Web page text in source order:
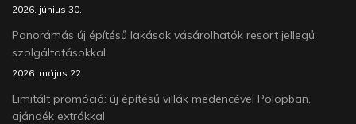
2026. június 30.
Panorámás új építésű lakások vásárolhatók resort jellegű
szolgáltatásokkal
2026. május 22.
Limitált promóció: új építésű villák medencével Polopban,
ajándék extrákkal